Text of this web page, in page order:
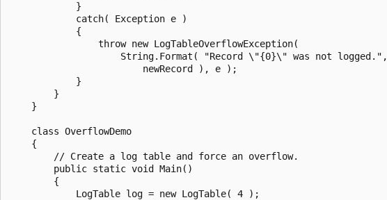
            }
            catch( Exception e )
            {
                throw new LogTableOverflowException(
                    String.Format( "Record \"{0}\" was not logged.",
                        newRecord ), e );
            }
        }
    }
    class OverflowDemo
    {
        // Create a log table and force an overflow.
        public static void Main()
        {
            LogTable log = new LogTable( 4 );